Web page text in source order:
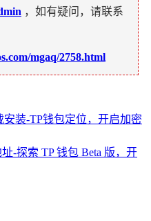
，如有疑问，请联系
mgaq/2758.html
安装-TP钱包定位，开启加密
-探索 TP 钱包 Beta 版，开